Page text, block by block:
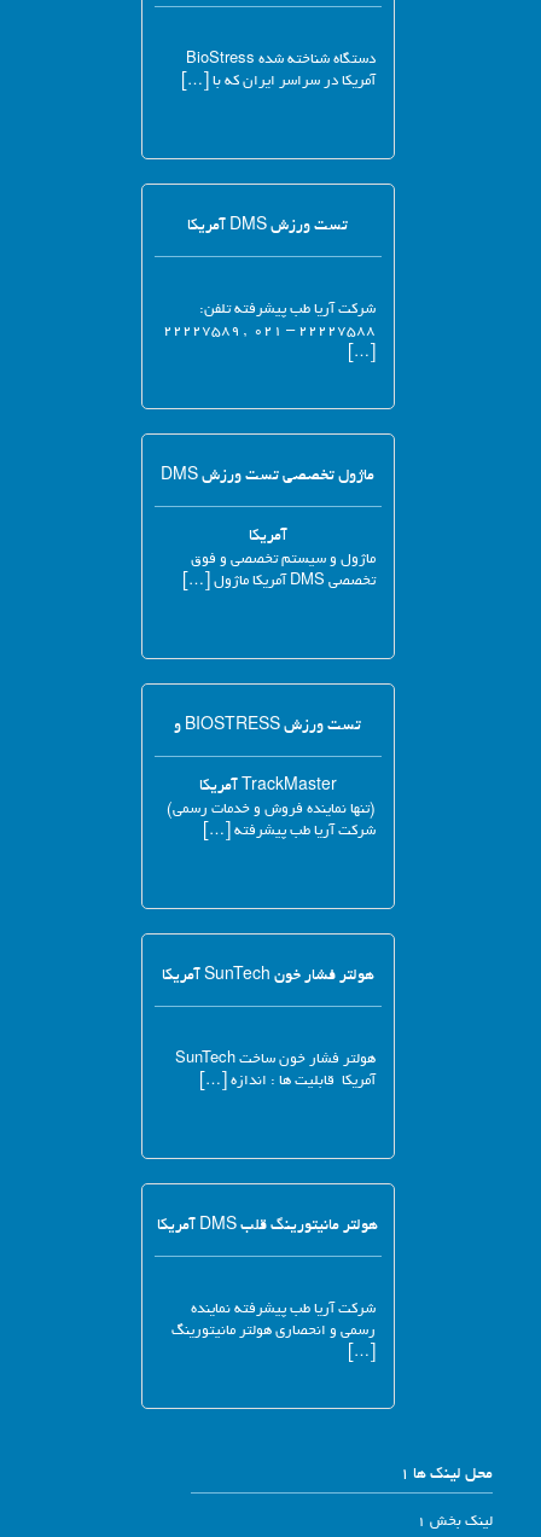
دستگاه شناخته شده BioStress
آمریکا در سراسر ایران که با […]
تست ورزش DMS آمریکا
شرکت آریا طب پیشرفته تلفن:
۲۲۲۲۷۵۸۸ – ۰۲۱ , ۲۲۲۲۷۵۸۹
[…]
ماژول تخصصی تست ورزش DMS
آمریکا
ماژول و سیستم تخصصی و فوق
تخصصی DMS آمریکا ماژول […]
تست ورزش BIOSTRESS و
TrackMaster آمریکا
(تنها نماینده فروش و خدمات رسمی)
شرکت آریا طب پیشرفته […]
هولتر فشار خون SunTech آمریکا
هولتر فشار خون ساخت SunTech
آمریکا قابلیت ها : اندازه […]
هولتر مانیتورینگ قلب DMS آمریکا
شرکت آریا طب پیشرفته نماینده
رسمی و انحصاری هولتر مانیتورینگ
[…]
محل لینک ها 1
لینک بخش 1